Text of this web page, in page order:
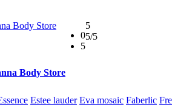
0
5
5
5/5
Body Store
Estee lauder Eva mosaic Faberlic